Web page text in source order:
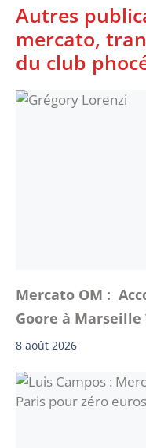
Autres
mercato,
du club
Mercato OM :
Goore à Marseille
8 août 2026